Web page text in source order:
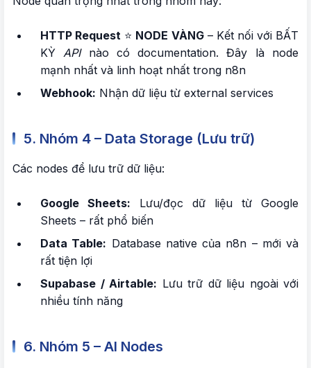
HTTP Request ⭐ NODE VÀNG– Kết nối với BẤT
KỲ APInào có documentation. Đây là node
mạnh nhất và linh hoạt nhất trong n8n
Webhook: Nhận dữ liệu từ external services
5. Nhóm 4 – Data Storage (Lưu trữ)
Các nodes để lưu trữ dữ liệu:
Google Sheets: Lưu/đọc dữ liệu từ Google
Sheets – rất phổ biến
Data Table: Database native của n8n – mới và
rất tiện lợi
Supabase / Airtable: Lưu trữ dữ liệu ngoài với
nhiều tính năng
6. Nhóm 5 – AI Nodes